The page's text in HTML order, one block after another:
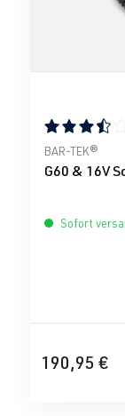
BAR-TEK®
G60 & 16V
Sofort
190,95 €